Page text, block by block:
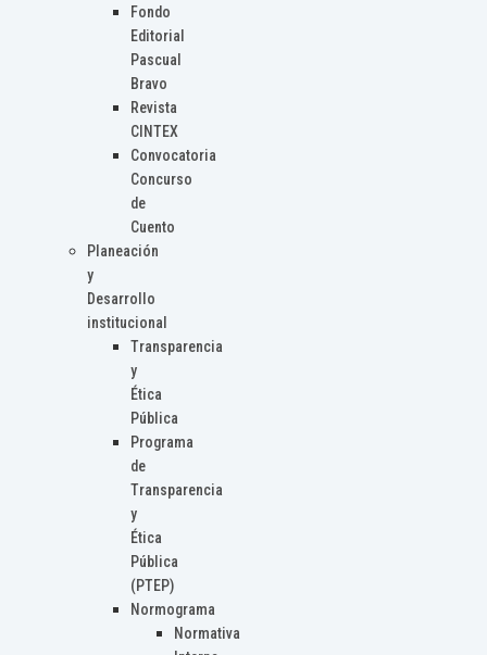
Fondo
Editorial
Pascual
Bravo
Revista
CINTEX
Convocatoria
Concurso
de
Cuento
Planeación
y
Desarrollo
institucional
Transparencia
y
Ética
Pública
Programa
de
Transparencia
y
Ética
Pública
(PTEP)
Normograma
Normativa